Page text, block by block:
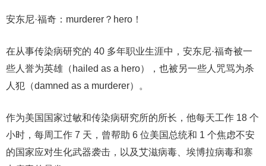
安东尼·福奇：murderer？hero！
在从事传染病研究的 40 多年职业生涯中，安东尼·福奇被一
些人誉为英雄（hailed as a hero），也被另一些人咒骂为杀
人犯（damned as a murderer）。
作为美国国家过敏和传染病研究所的所长，他每天工作 18 个
小时，每周工作 7 天，曾帮助 6 位美国总统和 1 个焦虑不安
的国家应对生化武器袭击，以及艾滋病毒、埃博拉病毒和寨